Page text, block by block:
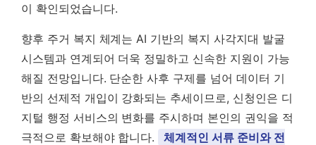
이 확인되었습니다.
향후 주거 복지 체계는 AI 기반의 복지 사각지대 발굴
시스템과 연계되어 더욱 정밀하고 신속한 지원이 가능
해질 전망입니다. 단순한 사후 구제를 넘어 데이터 기
반의 선제적 개입이 강화되는 추세이므로, 신청인은 디
지털 행정 서비스의 변화를 주시하며 본인의 권익을 적
극적으로 확보해야 합니다.
체계적인 서류 준비와 전